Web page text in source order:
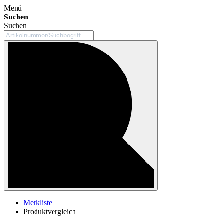
Menü
Suchen
Suchen
Merkliste
Produktvergleich